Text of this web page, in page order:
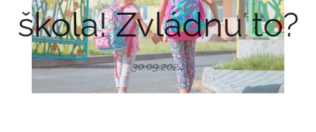
škola! Zvládnu to?
30.09.2024